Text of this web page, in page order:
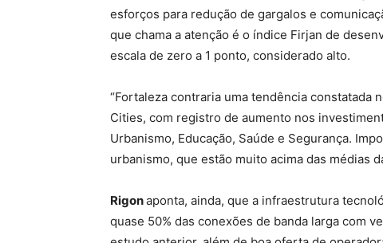
esforços para redução de gargalos e
que chama a atenção é o índice Firjan de
escala de zero a 1 ponto, considerado alto.
“Fortaleza contraria uma tendência constatada
Cities, com registro de aumento nos
Urbanismo, Educação, Saúde e Segurança.
urbanismo, que estão muito acima das médias
Rigonaponta, ainda, que a infraestrutura
quase 50% das conexões de banda larga com